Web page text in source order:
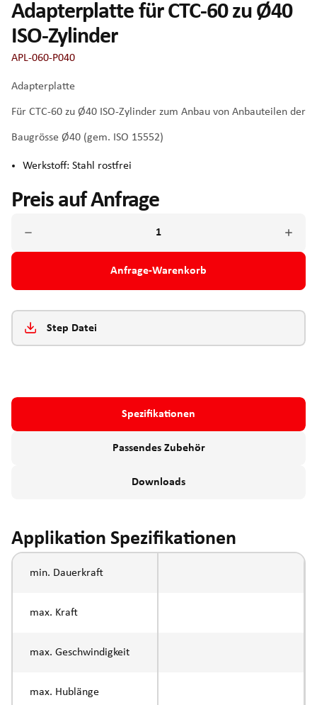
Adapterplatte für CTC-60 zu Ø40
ISO-Zylinder
APL-060-P040
Adapterplatte
Für CTC-60 zu Ø40 ISO-Zylinder zum Anbau von Anbauteilen der
Baugrösse Ø40 (gem. ISO 15552)
Werkstoff: Stahl rostfrei
Preis auf Anfrage
Anfrage-Warenkorb
Step Datei
Spezifikationen
Passendes Zubehör
Downloads
Applikation Spezifikationen
min. Dauerkraft
max. Kraft
max. Geschwindigkeit
max. Hublänge